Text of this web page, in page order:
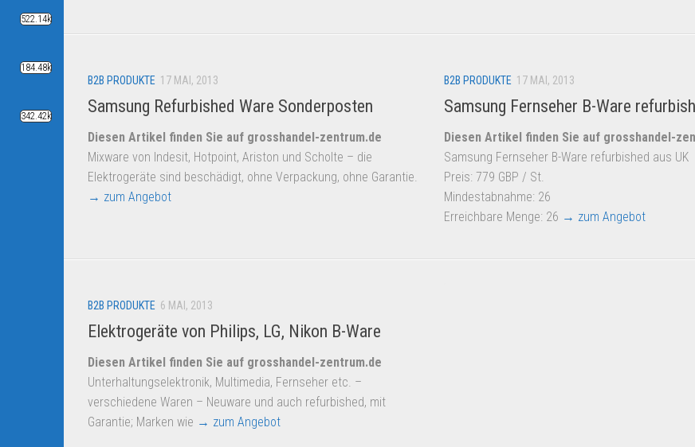
B2B PRODUKTE 17 MAI, 2013
Samsung Refurbished Ware Sonderposten
Diesen Artikel finden Sie auf grosshandel-zentrum.de
Mixware von Indesit, Hotpoint, Ariston und Scholte – die
Elektrogeräte sind beschädigt, ohne Verpackung, ohne Garantie.
→ zum Angebot
B2B PRODUKTE 17 MAI, 2013
Samsung Fernseher B-Ware
Diesen Artikel finden Sie auf grosshandel-
Samsung Fernseher B-Ware refurbished aus UK
Preis: 779 GBP / St.
Mindestabnahme: 26
Erreichbare Menge: 26 → zum Angebot
B2B PRODUKTE 6 MAI, 2013
Elektrogeräte von Philips, LG, Nikon B-Ware
Diesen Artikel finden Sie auf grosshandel-zentrum.de
Unterhaltungselektronik, Multimedia, Fernseher etc. –
verschiedene Waren – Neuware und auch refurbished, mit
Garantie; Marken wie → zum Angebot
522.14k
184.48k
342.42k